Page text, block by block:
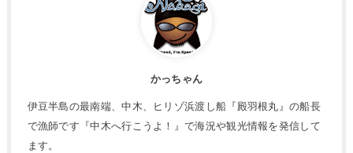
かっちゃん
伊豆半島の最南端、中木、ヒリゾ浜渡し船『殿羽根丸』の船長
で漁師です『中木へ行こうよ！』で海況や観光情報を発信して
ます。